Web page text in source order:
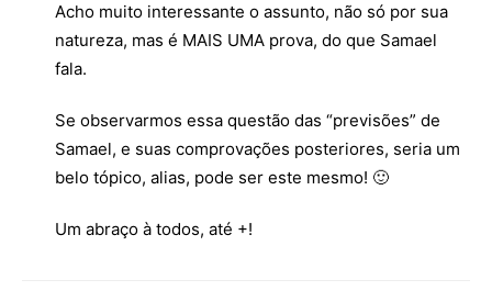
Acho muito interessante o assunto, não só por sua
natureza, mas é MAIS UMA prova, do que Samael
fala.
Se observarmos essa questão das “previsões” de
Samael, e suas comprovações posteriores, seria um
belo tópico, alias, pode ser este mesmo! 🙂
Um abraço à todos, até +!